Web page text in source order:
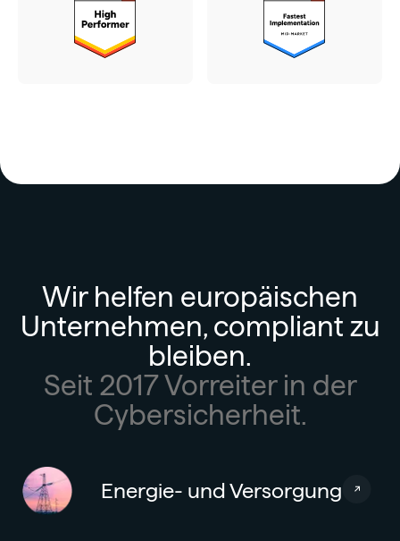
Wir helfen europäischen
Unternehmen, compliant zu
bleiben.
Seit 2017 Vorreiter in der
Cybersicherheit.
Energie- und Versorgung